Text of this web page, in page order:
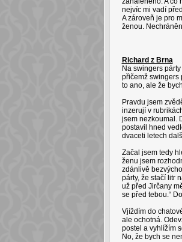
nejvíc mi vadí
A zároveň je pro
ženou.
Richard z Brna
Na swingers
přičemž swingers
to ano, ale že
Pravdu jsem
inzerují v
jsem nezkoumal.
postavil hned
dvaceti letech
Začal jsem tedy
ženu jsem
zdánlivě
párty, že stačí litr
už před Jirčany
se před tebou.“
Vjíždím do
ale ochotná.
postel a vyhlížím
No, že bych se